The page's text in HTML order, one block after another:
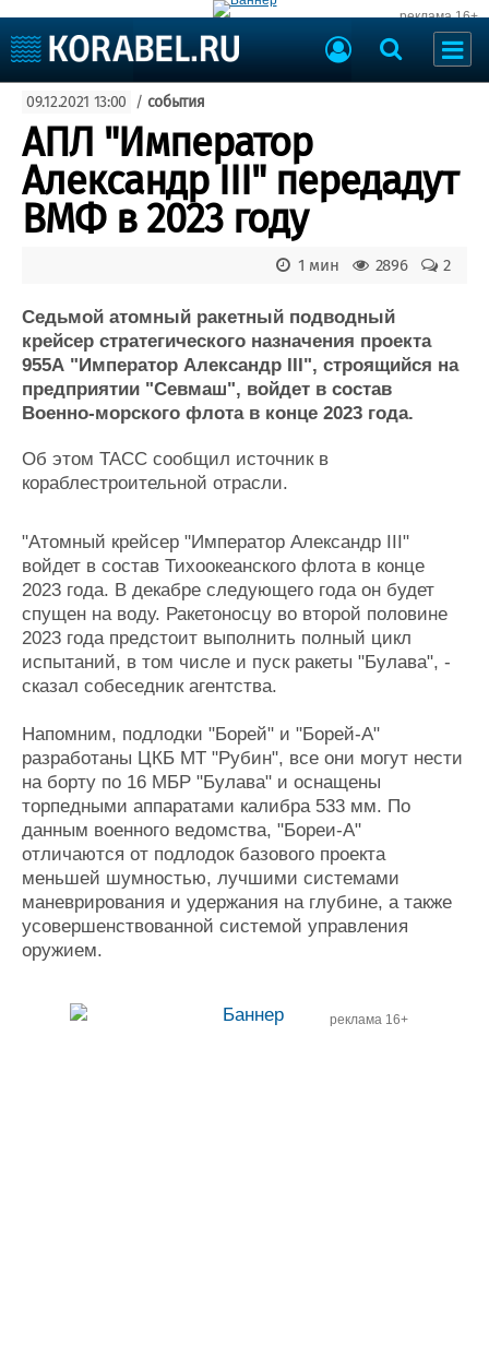
реклама 16+
Судоходство
Судоремонт
События
Пресс-релизы
Порты
Рыболовство
ВМФ
Образование
Судостроение
Пульс
Новости
Компании
Работа
Крюинг
Реклама
Торговая площадка
Доска объявлений
Продажа флота
Оборудование
Материалы
Услуги
Конференции
Выставки и семинары
Личности
Словарь
Флот
Галерея флота
Отзывы
09.12.2021 13:00 / события
АПЛ "Император
Александр III" передадут
ВМФ в 2023 году
2
2896
1 мин
Седьмой атомный ракетный подводный
крейсер стратегического назначения проекта
955А "Император Александр III", строящийся на
предприятии "Севмаш", войдет в состав
Военно-морского флота в конце 2023 года.
Об этом ТАСС сообщил источник в
кораблестроительной отрасли.
"Атомный крейсер "Император Александр III"
войдет в состав Тихоокеанского флота в конце
2023 года. В декабре следующего года он будет
спущен на воду. Ракетоносцу во второй половине
2023 года предстоит выполнить полный цикл
испытаний, в том числе и пуск ракеты "Булава", -
сказал собеседник агентства.
Напомним, подлодки "Борей" и "Борей-А"
разработаны ЦКБ МТ "Рубин", все они могут нести
на борту по 16 МБР "Булава" и оснащены
торпедными аппаратами калибра 533 мм. По
данным военного ведомства, "Бореи-А"
отличаются от подлодок базового проекта
меньшей шумностью, лучшими системами
маневрирования и удержания на глубине, а также
усовершенствованной системой управления
оружием.
реклама 16+